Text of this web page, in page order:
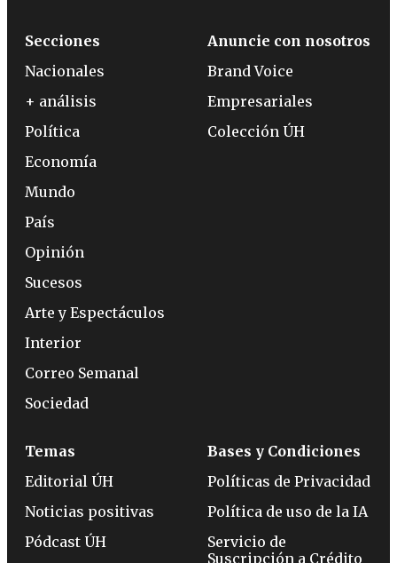
Secciones
Nacionales
+ análisis
Política
Economía
Mundo
País
Opinión
Sucesos
Arte y Espectáculos
Interior
Correo Semanal
Sociedad
Anuncie con nosotros
Brand Voice
Empresariales
Colección ÚH
Temas
Editorial ÚH
Noticias positivas
Pódcast ÚH
Bases y Condiciones
Políticas de Privacidad
Política de uso de la IA
Servicio de
Suscripción a Crédito